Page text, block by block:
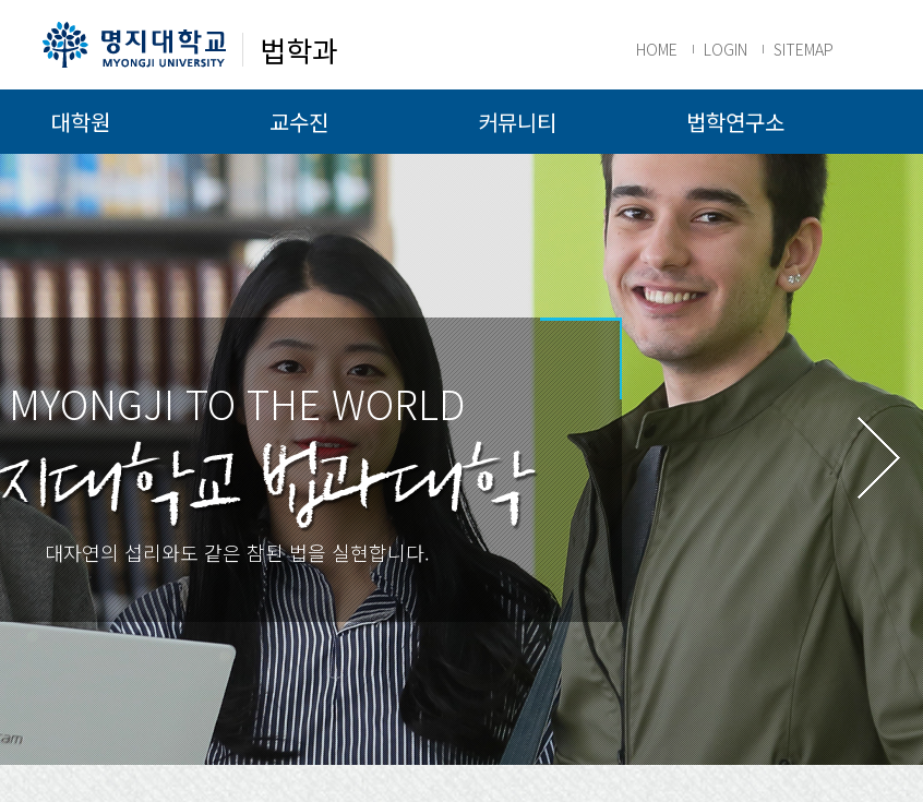
법학과 HOME LOGIN SITEMAP
대학원 교수진 커뮤니티 법학연구소
MYONGJI TO THE WORLD
대자연의 섭리와도 같은 참된 법을 실현합니다.